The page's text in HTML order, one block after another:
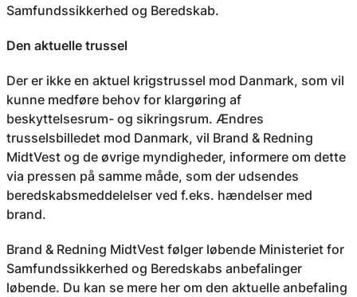
Samfundssikkerhed og Beredskab.
Den aktuelle trussel
Der er ikke en aktuel krigstrussel mod Danmark, som vil
kunne medføre behov for klargøring af
beskyttelsesrum- og sikringsrum. Ændres
trusselsbilledet mod Danmark, vil Brand & Redning
MidtVest og de øvrige myndigheder, informere om dette
via pressen på samme måde, som der udsendes
beredskabsmeddelelser ved f.eks. hændelser med
brand.
Brand & Redning MidtVest følger løbende Ministeriet for
Samfundssikkerhed og Beredskabs anbefalinger
løbende. Du kan se mere her om den aktuelle anbefaling